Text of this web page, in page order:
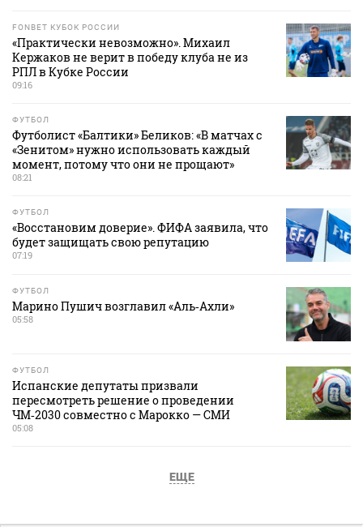
FONBET КУБОК РОССИИ
«Практически невозможно». Михаил
Кержаков не верит в победу клуба не из
РПЛ в Кубке России
09:16
ФУТБОЛ
Футболист «Балтики» Беликов: «В матчах с
«Зенитом» нужно использовать каждый
момент, потому что они не прощают»
08:21
ФУТБОЛ
«Восстановим доверие». ФИФА заявила, что
будет защищать свою репутацию
07:19
ФУТБОЛ
Марино Пушич возглавил «Аль‑Ахли»
05:58
ФУТБОЛ
Испанские депутаты призвали
пересмотреть решение о проведении
ЧМ‑2030 совместно с Марокко — СМИ
05:08
ЕЩЕ